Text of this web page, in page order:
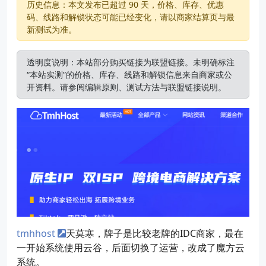
历史信息：本文发布已超过 90 天，价格、库存、优惠
码、线路和解锁状态可能已经变化，请以商家结算页与最
新测试为准。
透明度说明：本站部分购买链接为联盟链接。未明确标注
“本站实测”的价格、库存、线路和解锁信息来自商家或公
开资料。请参阅编辑原则、 测试方法与联盟链接说明。
tmhhost
天莫寒，牌子是比较老牌的IDC商家，最在
一开始系统使用云谷，后面切换了运营，改成了魔方云
系统。